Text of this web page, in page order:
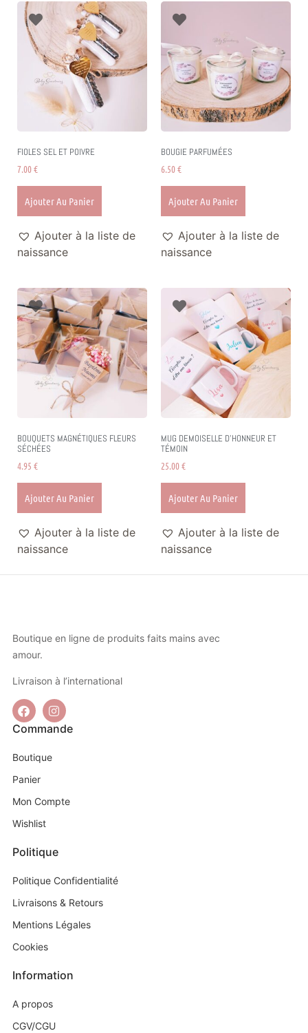
FIOLES SEL ET POIVRE
7.00€
Ajouter Au Panier
Ajouter à la liste de
naissance
BOUGIE PARFUMÉES
6.50€
Ajouter Au Panier
Ajouter à la liste de
naissance
BOUQUETS MAGNÉTIQUES FLEURS
SÉCHÉES
4.95 €
Ajouter Au Panier
Ajouter à la liste de
naissance
MUG DEMOISELLE D’HONNEUR ET
TÉMOIN
25.00€
Ajouter Au Panier
Ajouter à la liste de
naissance
Boutique en ligne de produits faits mains avec
amour.
Livraison à l’international
Commande
Boutique
Panier
Mon Compte
Wishlist
Politique
Politique Confidentialité
Livraisons & Retours
Mentions Légales
Cookies
Information
A propos
CGV/CGU